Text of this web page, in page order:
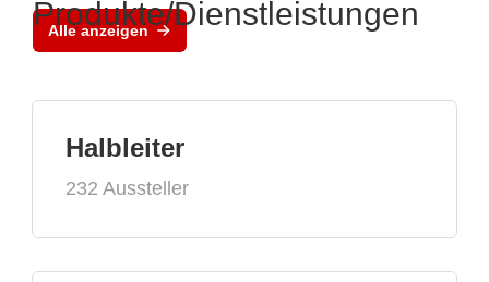
Alle anzeigen
Produkte/Dienstleistungen
Halbleiter
232 Aussteller